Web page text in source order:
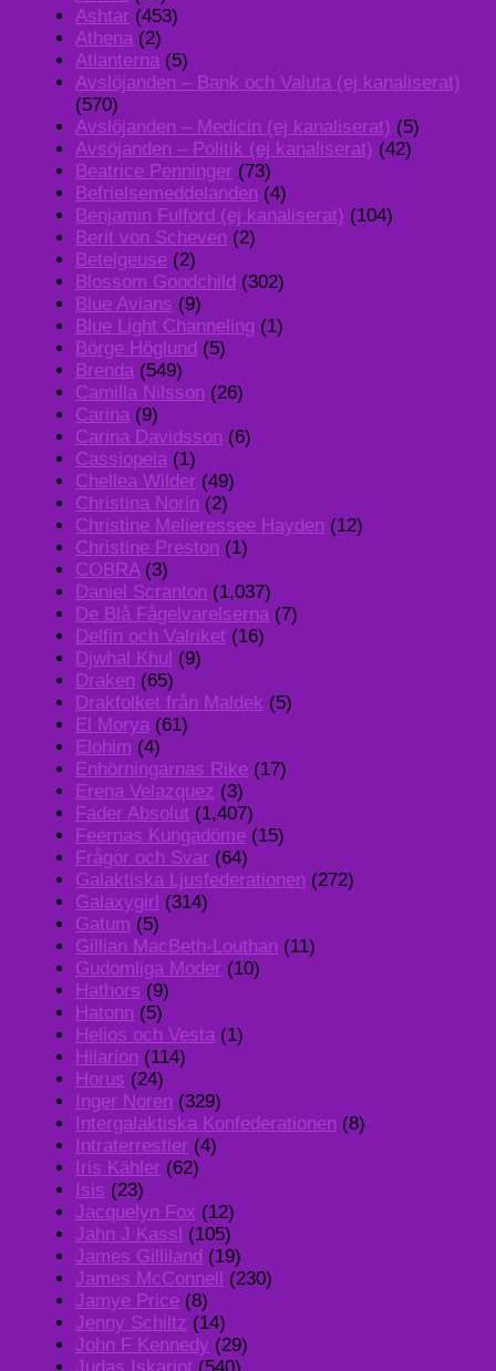
Ashtar (453)
Athena (2)
Atlanterna (5)
Avslöjanden – Bank och Valuta (ej kanaliserat)
(570)
Avslöjanden – Medicin (ej kanaliserat) (5)
Avsöjanden – Politik (ej kanaliserat) (42)
Beatrice Penninger (73)
Befrielsemeddelanden (4)
Benjamin Fulford (ej kanaliserat) (104)
Berit von Scheven (2)
Betelgeuse (2)
Blossom Goodchild (302)
Blue Avians (9)
Blue Light Channeling (1)
Börge Höglund (5)
Brenda (549)
Camilla Nilsson (26)
Carina (9)
Carina Davidsson (6)
Cassiopeia (1)
Chellea Wilder (49)
Christina Norin (2)
Christine Melieressee Hayden (12)
Christine Preston (1)
COBRA(3)
Daniel Scranton (1,037)
De Blå Fågelvarelserna (7)
Delfin och Valriket (16)
Djwhal Khul (9)
Draken (65)
Drakfolket från Maldek (5)
El Morya (61)
Elohim (4)
Enhörningarnas Rike (17)
Erena Velazquez (3)
Fader Absolut (1,407)
Feernas Kungadöme (15)
Frågor och Svar (64)
Galaktiska Ljusfederationen (272)
Galaxygirl (314)
Gatum (5)
Gillian MacBeth-Louthan (11)
Gudomliga Moder (10)
Hathors (9)
Hatonn (5)
Helios och Vesta (1)
Hilarion (114)
Horus (24)
Inger Noren (329)
Intergalaktiska Konfederationen (8)
Intraterrestier (4)
Iris Kähler (62)
Isis (23)
Jacquelyn Fox (12)
Jahn J Kassl (105)
James Gilliland (19)
James McConnell (230)
Jamye Price (8)
Jenny Schiltz (14)
John F Kennedy (29)